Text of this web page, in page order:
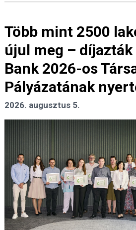
Több mint 2500
újul meg – díjazták
Bank 2026-os
Pályázatának
2026. augusztus 5.